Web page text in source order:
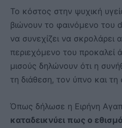
Το κόστος στην ψυχική
βιώνουν το φαινόμενο του
να συνεχίζει να σκρολάρει
περιεχόμενο του
μισούς δηλώνουν ότι η
τη διάθεση, τον ύπνο και
Όπως δήλωσε η Ειρήνη
καταδεικνύει πως ο